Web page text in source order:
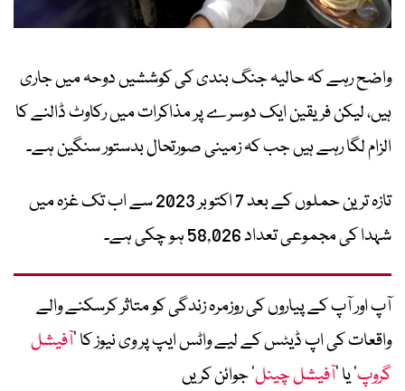
واضح رہے کہ حالیہ جنگ بندی کی کوششیں دوحہ میں جاری
ہیں، لیکن فریقین ایک دوسرے پر مذاکرات میں رکاوٹ ڈالنے کا
الزام لگا رہے ہیں جب کہ زمینی صورتحال بدستور سنگین ہے۔
تازہ ترین حملوں کے بعد 7 اکتوبر 2023 سے اب تک غزہ میں
شہدا کی مجموعی تعداد 58,026 ہو چکی ہے۔
آپ اور آپ کے پیاروں کی روزمرہ زندگی کو متاثر کرسکنے والے
واقعات کی اپ ڈیٹس کے لیے واٹس ایپ پر وی نیوز کا ’آفیشل
گروپ‘ یا ’آفیشل چینل‘ جوائن کریں